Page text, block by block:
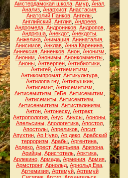
Амстердамская школа, Амур, Анал,
Анализ Анархист, Анастасия
Анатолий Панков Ангелы
Английский, Англия, Андреев,
Андромеда, Андроников, Андропов,
Андрюша Анекдот, Анекдоты
Анжелика, Анимация, Анинаталия,
Анисимов Анклав Анна Каренина
Аннексия Анненков Анон Анонизм
Аноним Анонимы Анонкомменты
Аноны Антверпен Антибиотики
Антигей, Антиемитизм
Антикомпромат, Антикультура,
Антилопа гну, Антипушкин,
Антисемит, Антисемитизм
Антисемитизм. ГеБе Антисемитим
Антисемиты Антисемтизм
Антисенмитизм Антисталинизм
Антон Антонеску, Антракт,
Антропология Анус Анусы Аононы
Апельсины, Апологетика, Апостол,
Апостолы Апреликов Апсит,
Апухтин, Ар Нуво, Ар деко, Арабский
терроризм Арабы Аргентина
Ардеко Арест, Арефьева Аризона
Арийцы, Аристотель, Арктика,
Арлекино Армада Армения Армия
Армстронг, Арнольд Арнольд Ева
Артемизия, Артемуй, Артемуй